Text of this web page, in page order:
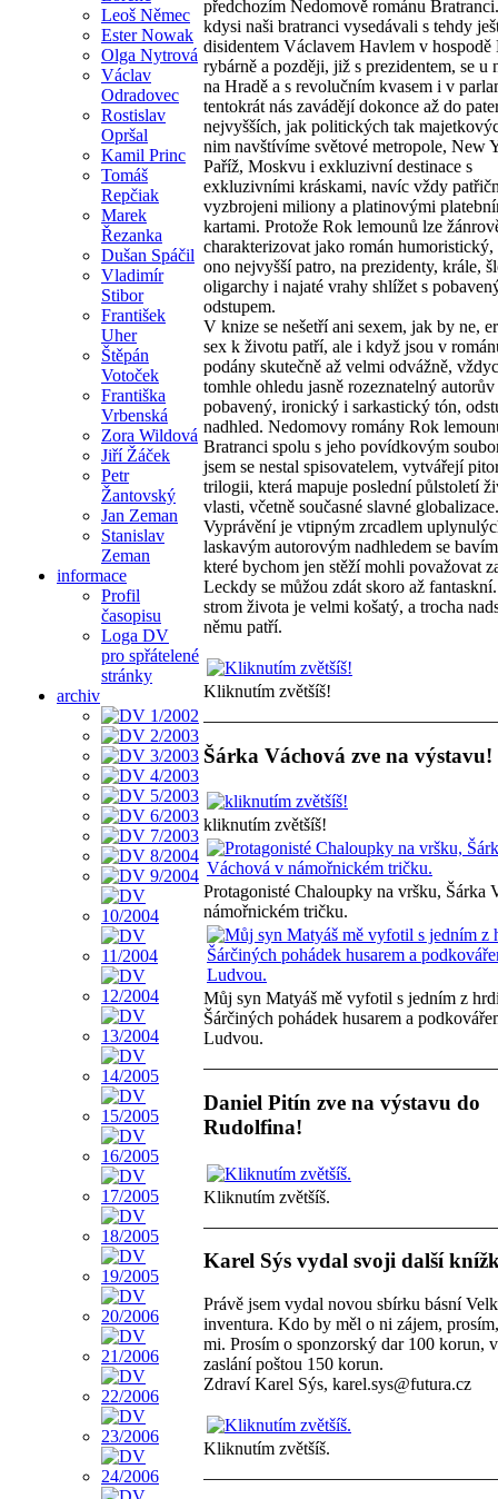
Leoš Němec
Ester Nowak
Olga Nytrová
Václav
Odradovec
Rostislav
Opršal
Kamil Princ
Tomáš
Repčiak
Marek
Řezanka
Dušan Spáčil
Vladimír
Stibor
František
Uher
Štěpán
Votoček
Františka
Vrbenská
Zora Wildová
Jiří Žáček
Petr
Žantovský
Jan Zeman
Stanislav
Zeman
informace
Profil
časopisu
Loga DV
pro spřátelené
stránky
archiv
předchozím Nedomově románu
kdysi naši bratranci vysedávali s tehdy
disidentem Václavem Havlem v hospodě
rybárně a později, již s prezidentem, se u
na Hradě a s revolučním kvasem i v
tentokrát nás zavádějí dokonce až do
nejvyšších, jak politických tak
nim navštívíme světové metropole, New
Paříž, Moskvu i exkluzivní destinace s
exkluzivními kráskami, navíc vždy
vyzbrojeni miliony a platinovými
kartami. Protože Rok lemounů lze
charakterizovat jako román humoristický,
ono nejvyšší patro, na prezidenty, krále,
oligarchy i najaté vrahy shlížet s
odstupem.
V knize se nešetří ani sexem, jak by ne,
sex k životu patří, ale i když jsou v
podány skutečně až velmi odvážně,
tomhle ohledu jasně rozeznatelný autorův
pobavený, ironický i sarkastický tón,
nadhled. Nedomovy romány Rok
Bratranci spolu s jeho povídkovým
jsem se nestal spisovatelem, vytvářejí
trilogii, která mapuje poslední půlstoletí
vlasti, včetně současné slavné globalizace.
Vyprávění je vtipným zrcadlem
laskavým autorovým nadhledem se
které bychom jen stěží mohli považovat
Leckdy se můžou zdát skoro až
strom života je velmi košatý, a trocha
němu patří.
Kliknutím zvětšíš!
Šárka Váchová zve na výstavu!
kliknutím zvětšíš!
Protagonisté Chaloupky na vršku, Šárka
námořnickém tričku.
Můj syn Matyáš mě vyfotil s jedním z
Šárčiných pohádek husarem a
Ludvou.
Daniel Pitín zve na výstavu do
Rudolfina!
Kliknutím zvětšíš.
Karel Sýs vydal svoji další
Právě jsem vydal novou sbírku básní
inventura. Kdo by měl o ni zájem,
mi. Prosím o sponzorský dar 100 korun,
zaslání poštou 150 korun.
Zdraví Karel Sýs, karel.sys@futura.cz
Kliknutím zvětšíš.